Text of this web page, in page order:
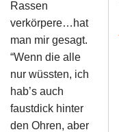
Rassen
verkörpere…hat
man mir gesagt.
“Wenn die alle
nur wüssten, ich
hab’s auch
faustdick hinter
den Ohren, aber